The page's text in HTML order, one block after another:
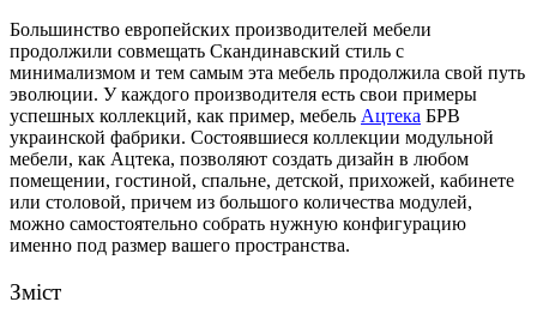
Большинство европейских производителей мебели
продолжили совмещать Скандинавский стиль с
минимализмом и тем самым эта мебель продолжила свой путь
эволюции. У каждого производителя есть свои примеры
успешных коллекций, как пример, мебель Ацтека БРВ
украинской фабрики. Состоявшиеся коллекции модульной
мебели, как Ацтека, позволяют создать дизайн в любом
помещении, гостиной, спальне, детской, прихожей, кабинете
или столовой, причем из большого количества модулей,
можно самостоятельно собрать нужную конфигурацию
именно под размер вашего пространства.
Зміст